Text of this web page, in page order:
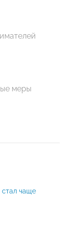
меры
чаще